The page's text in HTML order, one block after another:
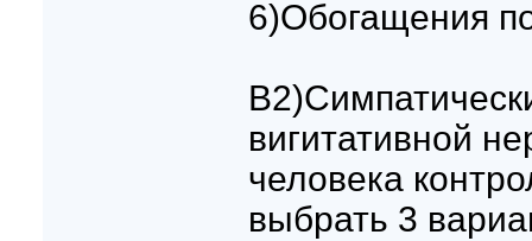
6)Обогащения
вигитативной
человека
выбрать 3